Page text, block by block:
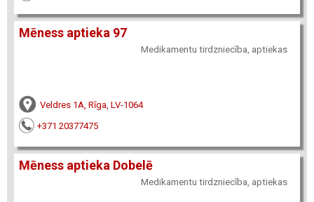
Mēness aptieka 97
Medikamentu tirdzniecība, aptiekas
Veldres 1A, Rīga, LV-1064
+371 20377475
Mēness aptieka Dobelē
Medikamentu tirdzniecība, aptiekas